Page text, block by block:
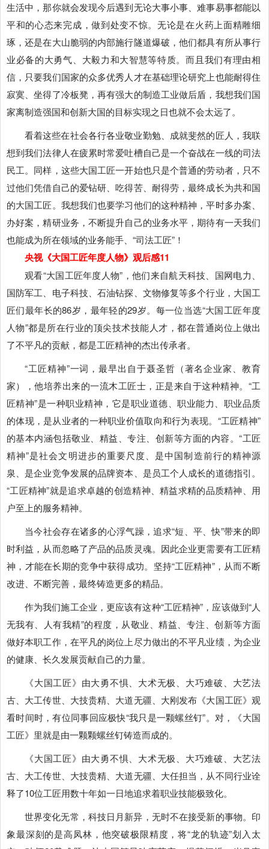
生活中，那你就会发现今后遇到无论大事小事、难事易事都能以
平和的心态来完成，做到处变不惊。无论是在火药上面精雕细
琢，还是在大山脆弱的内部施行隧道爆破，他们都具有所从事行
业必备的大勇气、大毅力和大智慧等特质。而且我们有理由相
信，只要我们国家的众多优秀人才在基础理论研究上也能耐得住
寂寞、坐得了冷板凳，再有强大的制造工业做后盾，我想我们国
家离制造强国和创新大国的目标实现之日也就不会太远了。
看着这些在社会各行各业敬业勤勉、成就斐然的匠人，我联
想到我们法律人在疲累时常爱吐槽自己是一个奋战在一线的司法
民工。同样，这些大国工匠一开始也只是个普通的劳动者，只不
过他们凭借自己的爱钻研、吃得苦、耐得劳，最终成长为共和国
的大国工匠。我想我们也要学习他们的这种精神，平时多办案、
办好案，精研业务，不断提升自己的业务水平，期待有一天我们
也能成为所在领域的业务能手、“司法工匠”！
央视《大国工匠年度人物》观后感11
观看“大国工匠年度人物”，他们来自航天科技、国网电力、
国防军工、电子科技、石油钻探、文物修复等多个行业，大国工
匠们最年长的86岁，最年轻的29岁。每一位当选“大国工匠年度
人物”都是所在行业的顶尖技术技能人才，都在普通岗位上做出
了不平凡的贡献，都是工匠精神的杰出传承者。
“工匠精神”一词，最早出自于聂圣哲（著名企业家、教育
家），他培养出来的一流木工匠士，正是来自于这种精神。“工
匠精神”是一种职业精神，它是职业道德、职业能力、职业品质
的体现，是从业者的一种职业价值取向和行为表现。“工匠精神”
的基本内涵包括敬业、精益、专注、创新等方面的内容。“工匠
精神”是社会文明进步的重要尺度、是中国制造前行的精神源
泉、是企业竞争发展的品牌资本、是员工个人成长的道德指引。
“工匠精神”就是追求卓越的创造精神、精益求精的品质精神、用
户至上的服务精神。
当今社会存在诸多的心浮气躁，追求“短、平、快”带来的即
时利益，从而忽略了产品的品质灵魂。因此企业更需要有工匠精
神，才能在长期的竞争中获得成功。坚持“工匠精神”，从而不断
改进、不断完善，最终铸造更多的精品。
作为我们施工企业，更应该有这种“工匠精神”，应该做到“人
无我有、人有我精”的程度，从敬业、精益、专注、创新等方面
做好本职工作，在平凡的岗位上尽力做出的不平凡业绩，为企业
的健康、长久发展贡献自己的力量。
《大国工匠》由大勇不惧、大术无极、大巧难破、大艺法
古、大工传世、大技贵精、大道无疆、大刚发布《大国工匠》观
看时间时，有位同事回应极快“我只是一颗螺丝钉”。对，《大国
工匠》里就是由一颗颗螺丝钉铸造而成的。
《大国工匠》由大勇不惧、大术无极、大巧难破、大艺法
古、大工传世、大技贵精、大道无疆、大任担当，从不同行业诠
释了10位工匠用数十年如一日地追求着职业技能极致化。
世界变化无常，科技日月新异，无时不在接受新的事物。印
象最深刻的是高凤林，他突破极限精度，将“龙的轨迹”划入太